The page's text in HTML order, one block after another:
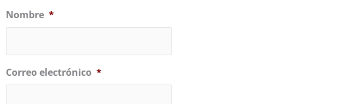
Nombre *
Correo electrónico *